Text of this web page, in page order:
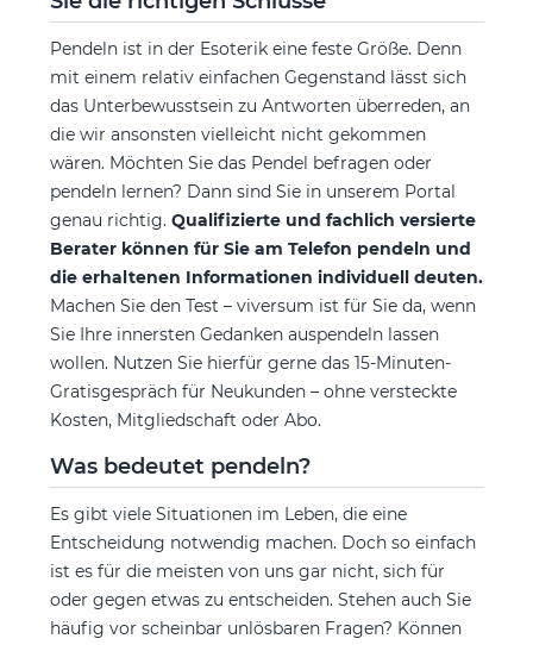
Pendeln ist in der Esoterik eine feste Größe. Denn
mit einem relativ einfachen Gegenstand lässt sich
das Unterbewusstsein zu Antworten überreden, an
die wir ansonsten vielleicht nicht gekommen
wären. Möchten Sie das Pendel befragen oder
pendeln lernen? Dann sind Sie in unserem Portal
genau richtig. Qualifizierte und fachlich versierte
Berater können für Sie am Telefon pendeln und
die erhaltenen Informationen individuell deuten.
Machen Sie den Test – viversum ist für Sie da, wenn
Sie Ihre innersten Gedanken auspendeln lassen
wollen. Nutzen Sie hierfür gerne das 15-Minuten-
Gratisgespräch für Neukunden – ohne versteckte
Kosten, Mitgliedschaft oder Abo.
Was bedeutet pendeln?
Es gibt viele Situationen im Leben, die eine
Entscheidung notwendig machen. Doch so einfach
ist es für die meisten von uns gar nicht, sich für
oder gegen etwas zu entscheiden. Stehen auch Sie
häufig vor scheinbar unlösbaren Fragen? Können